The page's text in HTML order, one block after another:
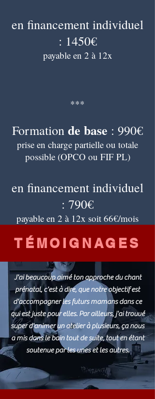
en financement individuel
: 1450€
payable en 2 à 12x
***
Formation de base : 990€
prise en charge partielle ou totale
possible (OPCO ou FIF PL)
en financement individuel
: 790€
payable en 2 à 12x soit 66€/mois
TÉMOIGNAGES
J'ai beaucoup aimé ton approche du chant
prénatal, c'est à dire, que notre objectif est
d'accompagner les futurs mamans dans ce
qui est juste pour elles. Par ailleurs, j'ai trouvé
super d'animer un atelier à plusieurs, ça nous
a mis dans le bain tout de suite, tout en étant
soutenue par les unes et les autres.